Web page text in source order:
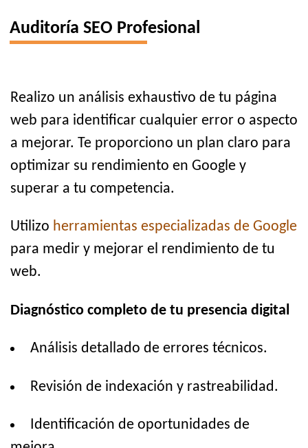
Auditoría SEO Profesional
Realizo un análisis exhaustivo de tu página
web para identificar cualquier error o aspecto
a mejorar. Te proporciono un plan claro para
optimizar su rendimiento en Google y
superar a tu competencia.
Utilizo herramientas especializadas de Google
para medir y mejorar el rendimiento de tu
web.
Diagnóstico completo de tu presencia digital
Análisis detallado de errores técnicos.
Revisión de indexación y rastreabilidad.
Identificación de oportunidades de